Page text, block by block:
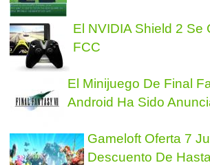
El NVIDIA Shield 2 Se
FCC
El Minijuego De Final
Android Ha Sido
Gameloft Oferta 7
Descuento De